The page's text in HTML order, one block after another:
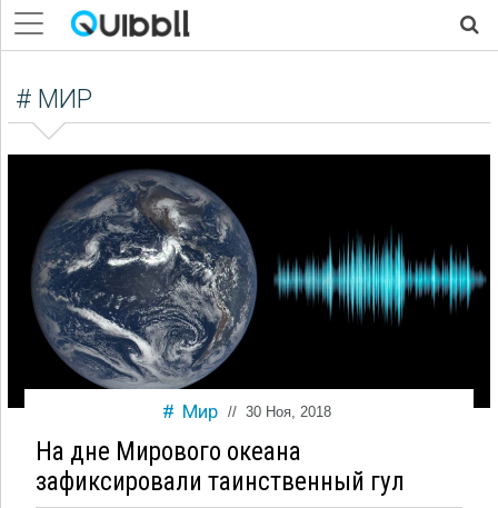
# МИР
Мир // 30 Ноя, 2018
На дне Мирового океана
зафиксировали таинственный гул